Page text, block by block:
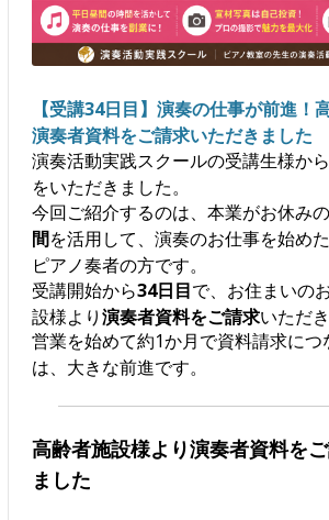
【受講34日目】演奏の仕事が前進！
演奏者資料をご請求いただきました
演奏活動実践スクールの受講生様か
をいただきました。
今回ご紹介するのは、本業がお休み
間を活用して、演奏のお仕事を始め
ピアノ奏者の方です。
受講開始から34日目で、お住まいの
設様より演奏者資料をご請求いただ
営業を始めて約1か月で資料請求につ
は、大きな前進です。
高齢者施設様より演奏者資料を
ました